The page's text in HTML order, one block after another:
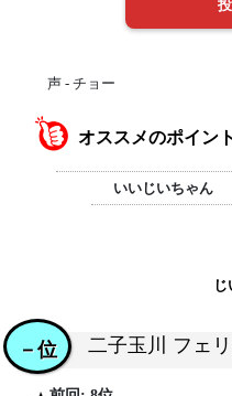
声 - チョー
オススメのポイント
いいじいちゃん
二子玉川 フェ
－位